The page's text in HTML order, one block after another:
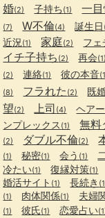
婚(2) 子持ち(1) 一
(7) W不倫(4) 誕生日
近況 (1) 家庭(2) フェ
イチ子持ち (2) 再会(1)
(2) 連絡(1) 彼の本音
(8) フラれた (2) 既
望(2) 上司 (4) ヘア
ンプレックス (1) 無料
(2) ダブル不倫(2)
(1) 秘密(1) 会う (1)
冷たい(1) 復縁対策(1)
婚活サイト (1) 長続き
(1) 肉体関係(1) 夫婦
(1) 彼氏(1) 恋愛占い